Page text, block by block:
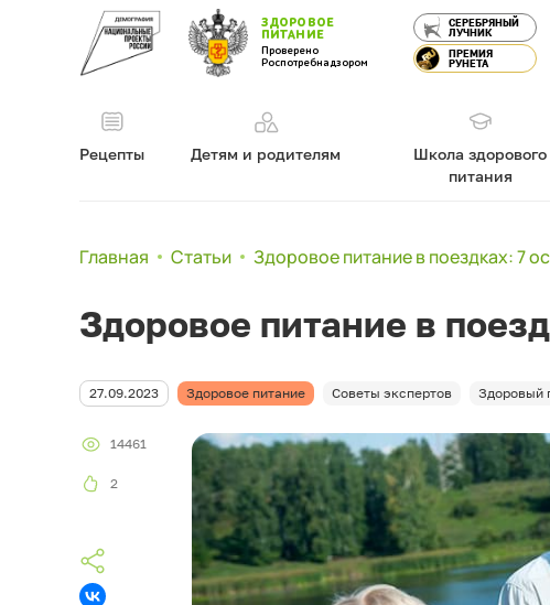
ЗДОРОВОЕ
ПИТАНИЕ
Проверено
Роспотребнадзором
СЕРЕБРЯНЫЙ
ЛУЧНИК
ПРЕМИЯ
РУНЕТА
Рецепты Детям и родителям
Школа здорового
питания
Главная Статьи Здоровое питание в поездках: 7
Здоровое питание в
27.09.2023 Здоровое питание Советы экспертов Здоровый
14461
2